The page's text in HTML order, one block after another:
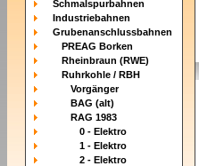
Schmalspurbahnen
Industriebahnen
Grubenanschlussbahnen
PREAG Borken
Rheinbraun (RWE)
Ruhrkohle / RBH
Vorgänger
BAG (alt)
RAG 1983
0 - Elektro
1 - Elektro
2 - Elektro